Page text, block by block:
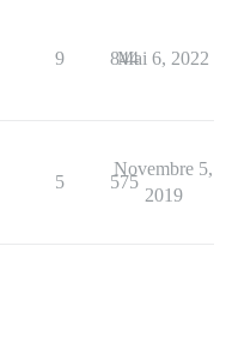
9 844
Mai 6, 2022
5 575
Novembre 5,
2019